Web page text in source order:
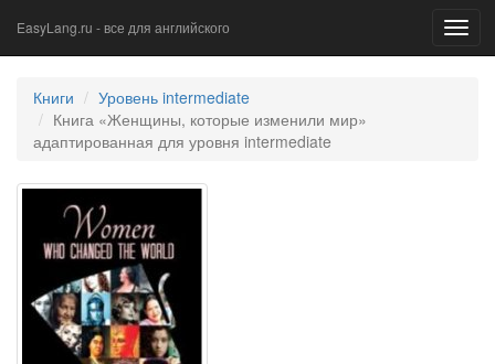
EasyLang.ru - все для английского
Книги
Уровень intermediate
Книга «Женщины, которые изменили мир»
адаптированная для уровня intermediate